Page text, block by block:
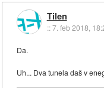
Tilen
::7. feb 2018,
Da.
Uh... Dva tunela daš v